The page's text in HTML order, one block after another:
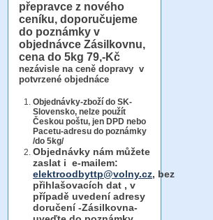
přepravce z nového
ceníku, doporučujeme
do poznámky v
objednávce Zásilkovnu,
cena do 5kg 79,-Kč
nezávisle na ceně dopravy v
potvrzené objednáce
Objednávky-zboží do SK-
Slovensko, nelze použít
Českou poštu, jen DPD nebo
Pacetu-adresu do poznámky
/do 5kg/
Objednávky nám můžete
zaslat i e-mailem:
elektroodbyttp@volny.cz, bez
přihlašovacích dat , v
případě uvedení adresy
doručení -Zásilkovna-